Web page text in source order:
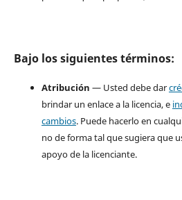
Bajo los siguientes términos:
Atribución — Usted debe dar
brindar un enlace a la licencia, e
cambios. Puede hacerlo en
no de forma tal que sugiera que
apoyo de la licenciante.